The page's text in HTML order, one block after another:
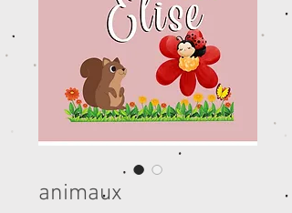
animaux